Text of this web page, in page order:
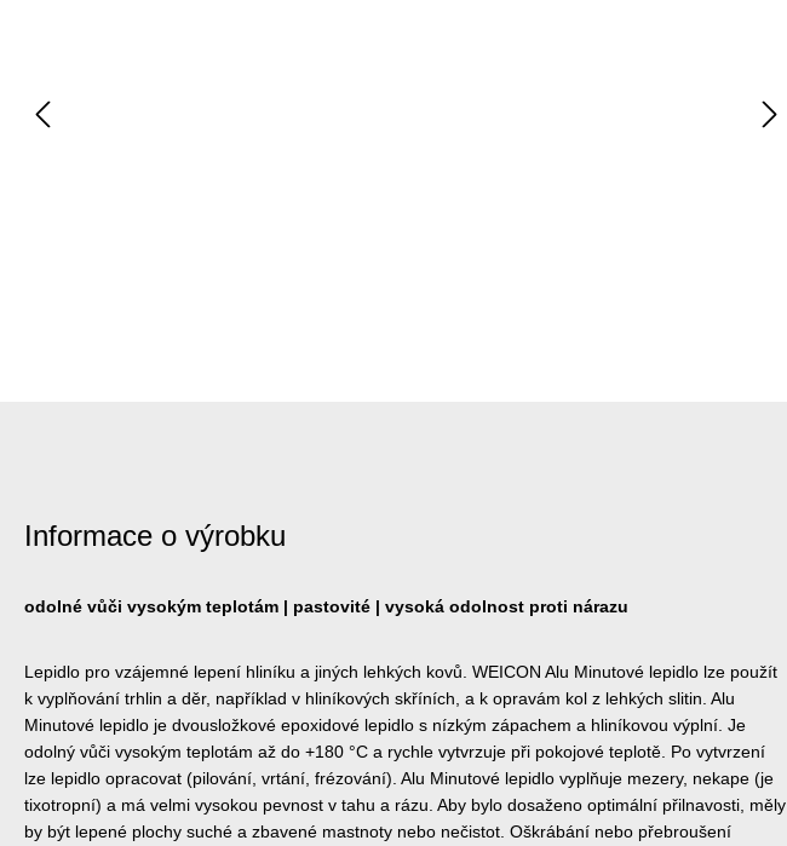
Informace o výrobku
odolné vůči vysokým teplotám | pastovité | vysoká odolnost proti nárazu
Lepidlo pro vzájemné lepení hliníku a jiných lehkých kovů. WEICON Alu Minutové lepidlo lze použít
k vyplňování trhlin a děr, například v hliníkových skříních, a k opravám kol z lehkých slitin. Alu
Minutové lepidlo je dvousložkové epoxidové lepidlo s nízkým zápachem a hliníkovou výplní. Je
odolný vůči vysokým teplotám až do +180 °C a rychle vytvrzuje při pokojové teplotě. Po vytvrzení
lze lepidlo opracovat (pilování, vrtání, frézování). Alu Minutové lepidlo vyplňuje mezery, nekape (je
tixotropní) a má velmi vysokou pevnost v tahu a rázu. Aby bylo dosaženo optimální přilnavosti, měly
by být lepené plochy suché a zbavené mastnoty nebo nečistot. Oškrábání nebo přebroušení